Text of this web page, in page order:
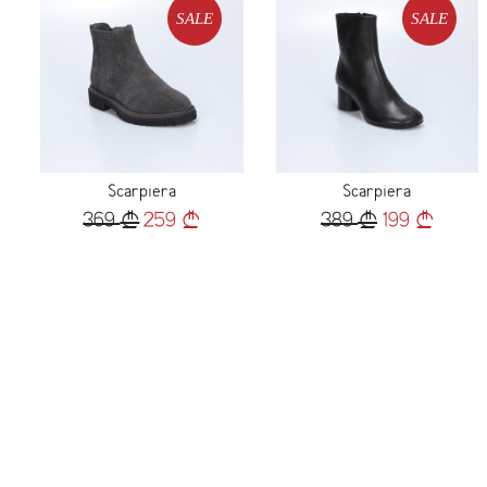
Loading...
SALE
Scarpiera
369 259
Loading...
SALE
Scarpiera
389 199